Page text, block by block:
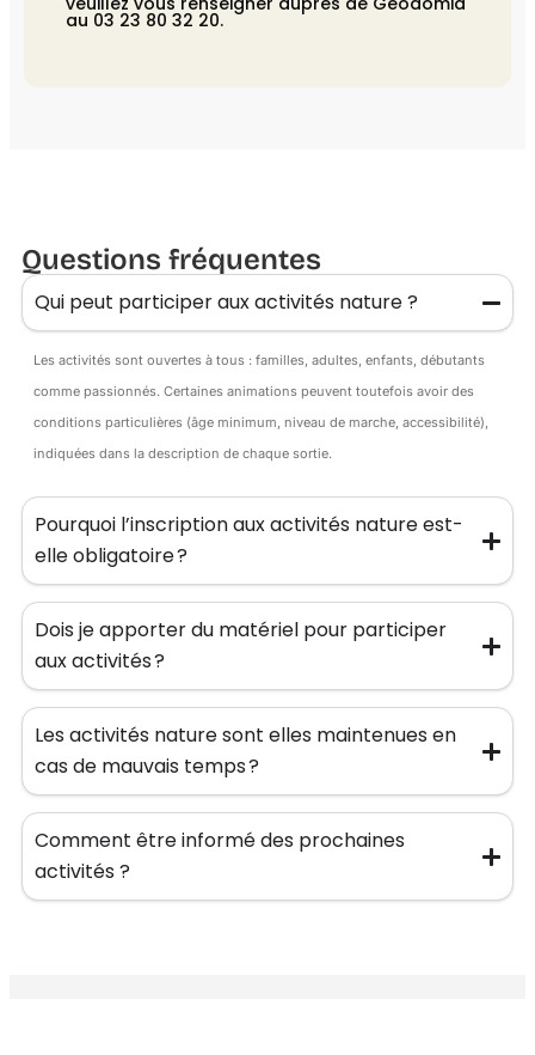
au 03 23 80 32 20.
Questions fréquentes
Qui peut participer aux activités nature ?
Les activités sont ouvertes à tous : familles, adultes, enfants, débutants
comme passionnés. Certaines animations peuvent toutefois avoir des
conditions particulières (âge minimum, niveau de marche, accessibilité),
indiquées dans la description de chaque sortie.
Pourquoi l’inscription aux activités nature est-
elle obligatoire ?
Dois je apporter du matériel pour participer
aux activités ?
Les activités nature sont elles maintenues en
cas de mauvais temps ?
Comment être informé des prochaines
activités ?